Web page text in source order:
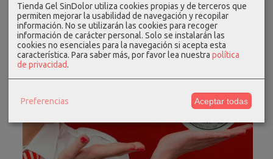
Tienda Gel SinDolor utiliza cookies propias y de terceros que
permiten mejorar la usabilidad de navegación y recopilar
información. No se utilizarán las cookies para recoger
información de carácter personal. Solo se instalarán las
cookies no esenciales para la navegación si acepta esta
característica. Para saber más, por favor lea nuestra política
de privacidad.
Preferencias Aceptar todas